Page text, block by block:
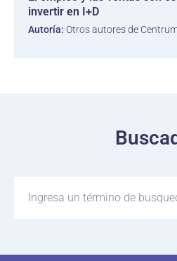
invertir en I+D
Autoría: Otros autores de